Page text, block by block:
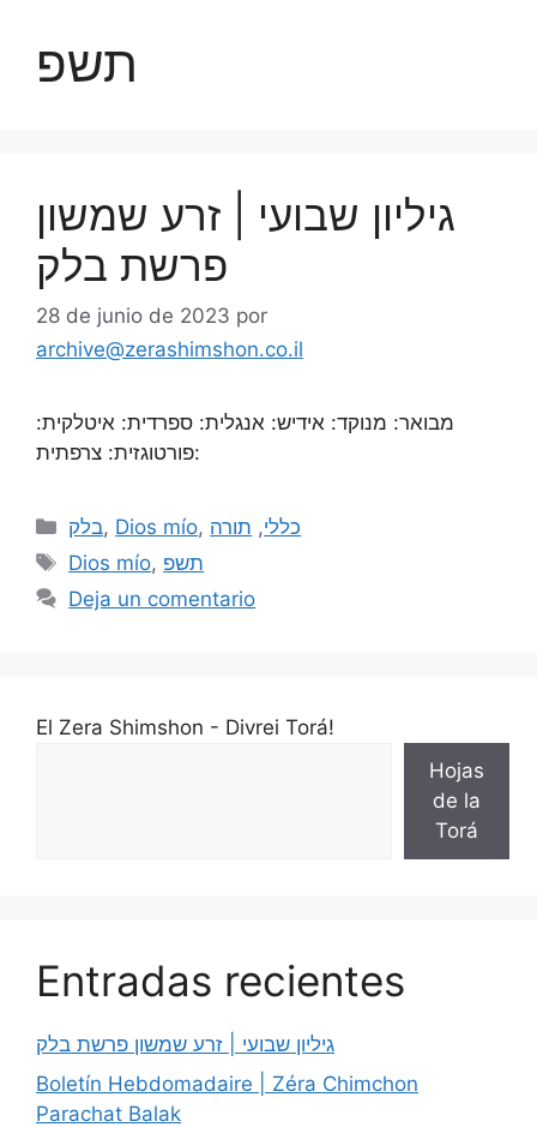
תשפ
גיליון שבועי | זרע שמשון
פרשת בלק
28 de junio de 2023 por
archive@zerashimshon.co.il
מבואר: מנוקד: אידיש: אנגלית: ספרדית: איטלקית:
פורטוגזית: צרפתית:
בלק, Dios mío, כללי, תורה
Dios mío, תשפ
Deja un comentario
El Zera Shimshon - Divrei Torá!
Hojas
de la
Torá
Entradas recientes
גיליון שבועי | זרע שמשון פרשת בלק
Boletín Hebdomadaire | Zéra Chimchon
Parachat Balak